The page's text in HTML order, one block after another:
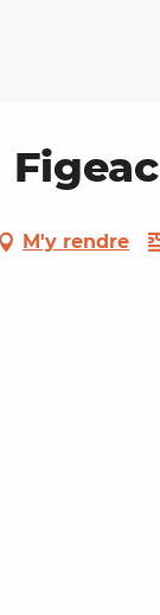
M'y rendre